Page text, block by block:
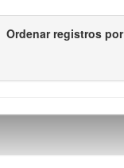
Ordenar registros por